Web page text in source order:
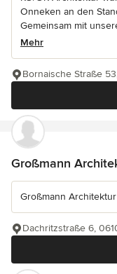
Onneken an den
Gemeinsam mit
Mehr
Bornaische Straße
Großmann
Großmann
Dachritzstraße 6,